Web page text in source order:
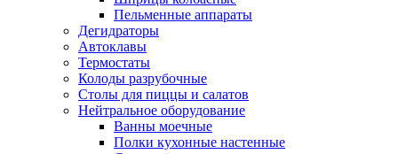
Пельменные аппараты
Дегидраторы
Автоклавы
Термостаты
Колоды разрубочные
Столы для пиццы и салатов
Нейтральное оборудование
Ванны моечные
Полки кухонные настенные